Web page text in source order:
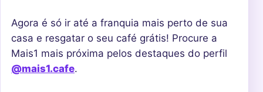
Agora é só ir até a franquia mais perto de sua
casa e resgatar o seu café grátis! Procure a
Mais1 mais próxima pelos destaques do perfil
@mais1.cafe.